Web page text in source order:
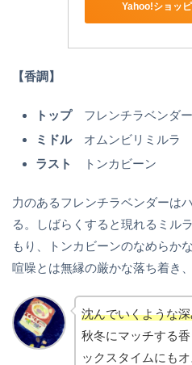
Yahoo!ショッ
【香調】
トップフレンチラベンダー
ミドルオムンビリミルラ
ラスト
トンカビーン
力のあるフレンチラベンダーは
る。しばらくすると現れるミル
もり、トンカビーンのなめらか
喧噪とは無縁の厳かな落ち着き
沈んでいくような
秋冬にマッチする
ックスタイムにもオ